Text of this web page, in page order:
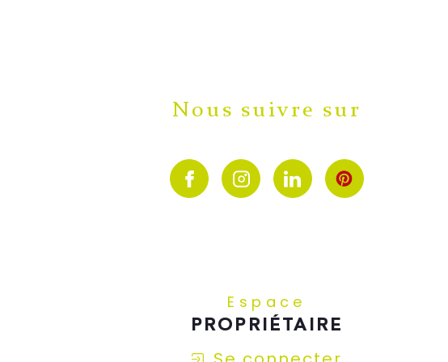
Nous suivre sur
Espace
PROPRIÉTAIRE